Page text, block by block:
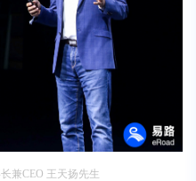
兼CEO 王天扬先生